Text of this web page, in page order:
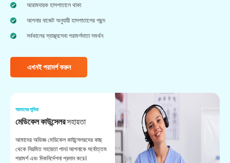
আরামদায়ক হাসপাতালে থাকা
আপনার বাজেট অনুযায়ী হাসপাতালের পছন্দ
সর্বকালের স্বাস্থ্যসেবা পরামর্শদাতা সমর্থন
এখনই পরামর্শ করুন
আমাদের সুবিধা
মেডিকেল কাউন্সেলরসহায়তা
আমাদের অভিজ্ঞ মেডিকেল কাউন্সেলরদের কাছ
থেকে নিয়মিত সহায়তা পান। আপনাকে সর্বোত্তম
পরামর্শ এবং দিকনির্দেশনা প্রদান করে।